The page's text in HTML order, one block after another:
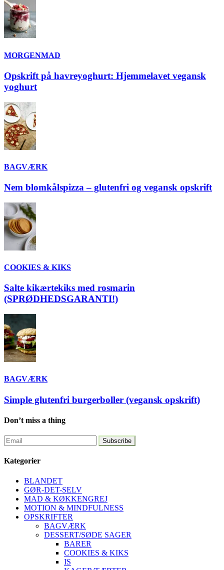
MORGENMAD
Opskrift på havreyoghurt: Hjemmelavet vegansk
yoghurt
BAGVÆRK
Nem blomkålspizza – glutenfri og vegansk opskrift
COOKIES & KIKS
Salte kikærtekiks med rosmarin
(SPRØDHEDSGARANTI!)
BAGVÆRK
Simple glutenfri burgerboller (vegansk opskrift)
Don’t miss a thing
Kategorier
BLANDET
GØR-DET-SELV
MAD & KØKKENGREJ
MOTION & MINDFULNESS
OPSKRIFTER
BAGVÆRK
DESSERT/SØDE SAGER
BARER
COOKIES & KIKS
IS